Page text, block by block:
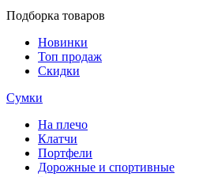
Подборка товаров
Новинки
Топ продаж
Скидки
Сумки
На плечо
Клатчи
Портфели
Дорожные и спортивные